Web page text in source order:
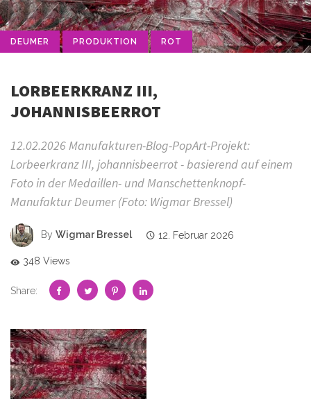
DEUMER PRODUKTION ROT
LORBEERKRANZ III,
JOHANNISBEERROT
12.02.2026 Manufakturen-Blog-PopArt-Projekt:
Lorbeerkranz III, johannisbeerrot - basierend auf einem
Foto in der Medaillen- und Manschettenknopf-
Manufaktur Deumer (Foto: Wigmar Bressel)
By Wigmar Bressel 12. Februar 2026
348 Views
Share: